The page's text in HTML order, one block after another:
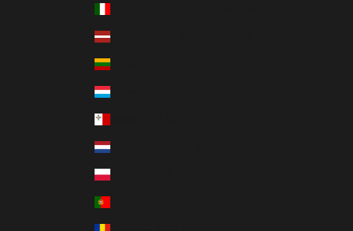
Lettonia (EUR €)
Lituania (EUR €)
Lussemburgo (EUR €)
Paesi Bassi (EUR €)
Polonia (EUR €)